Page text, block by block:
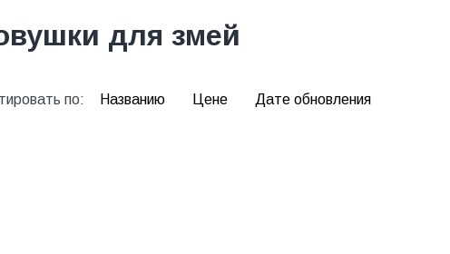
для змей
по: Названию Цене Дате обновления